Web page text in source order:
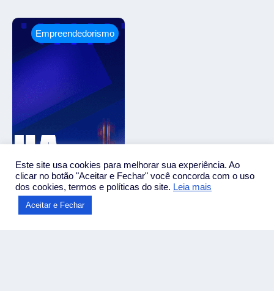
Empreendedorismo
Este site usa cookies para melhorar sua experiência. Ao
clicar no botão "Aceitar e Fechar" você concorda com o uso
dos cookies, termos e políticas do site. Leia mais
Aceitar e Fechar